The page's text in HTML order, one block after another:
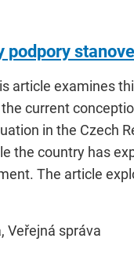
podpory
article examines
current
in the Czech
the country has
The article
Veřejná správa